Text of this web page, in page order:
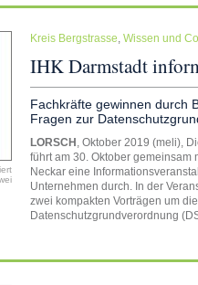
Kreis Bergstrasse, Wissen und
IHK Darmstadt
Fachkräfte gewinnen durch
Fragen zur
LORSCH , Oktober 2019 (meli),
führt am 30. Oktober gemeinsam
Neckar eine
Unternehmen durch. In der
zwei kompakten Vorträgen um
Datenschutzgrundverordnung